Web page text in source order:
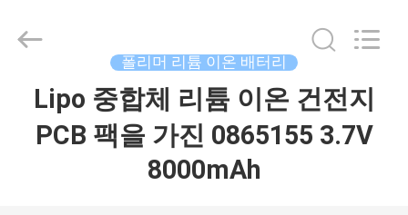
2011
Technology
폴리머 리튬 이온 배터리
Lipo 중합체 리튬 이온 건전지
PCB 팩을 가진 0865155 3.7V
8000mAh